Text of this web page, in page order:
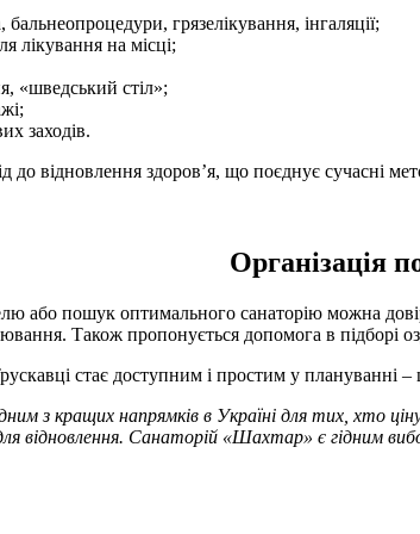
бальнеопроцедури, грязелікування, інгаляції;
лікування на місці;
«шведський стіл»;
заходів.
до відновлення здоров’я, що поєднує сучасні
Організація
або пошук оптимального санаторію можна
Також пропонується допомога в підборі
стає доступним і простим у плануванні
з кращих напрямків в Україні для тих, хто
відновлення. Санаторій «Шахтар» є гідним